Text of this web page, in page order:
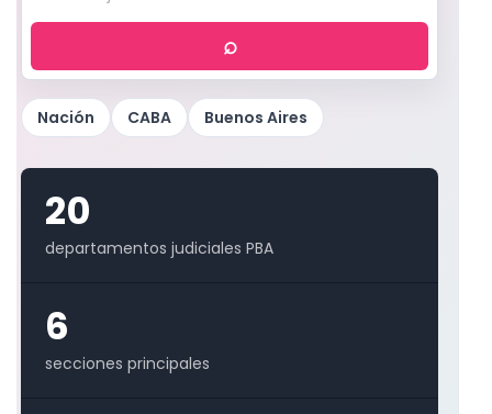
guía
judicial
⌕
Nación CABA Buenos Aires
20
departamentos judiciales PBA
6
secciones principales